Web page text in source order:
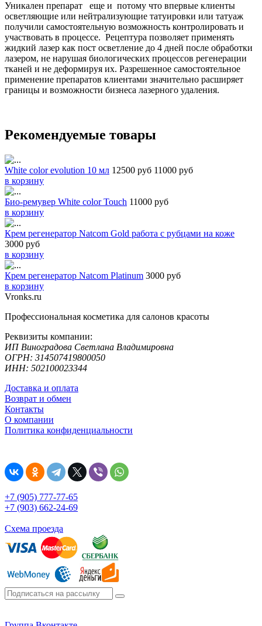
Уникален препарат еще и потому что впервые клиенты
осветляющие или нейтрализующие татуировки или татуаж
получили самостоятельную возможность контролировать и
участвовать в процессе. Рецептура позволяет применять
жидкий лазер как пост осветление до 4 дней после обработки
лазером, не нарушая биологических процессов регенерации
тканей и не деформируя их. Разрешенное самостоятельное
применение препаратов клиентами значительно расширяет
границы и возможности бизнеса лазерного удаления.
Рекомендуемые товары
White color evolution 10 мл 12500 руб 11000 руб
в корзину
Био-ремувер White color Touch 11000 руб
в корзину
Крем регенератор Natcom Gold работа с рубцами на коже
3000 руб
в корзину
Крем регенератор Natcom Platinum 3000 руб
в корзину
Vronks.ru
Профессиональная косметика для салонов красоты
Реквизиты компании:
ИП Виноградова Светлана Владимировна
ОГРН: 314507419800050
ИНН: 502100023344
Доставка и оплата
Возврат и обмен
Контакты
О компании
Политика конфиденциальности
+7 (905) 777-77-65
+7 (903) 662-24-69
Схема проезда